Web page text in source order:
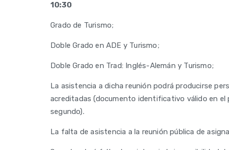
10:30
Grado de Turismo;
Doble Grado en ADE y Turismo;
Doble Grado en Trad: Inglés-Alemán y Turismo;
La asistencia a dicha reunión podrá producirse
acreditadas (documento identificativo válido en
segundo).
La falta de asistencia a la reunión pública de